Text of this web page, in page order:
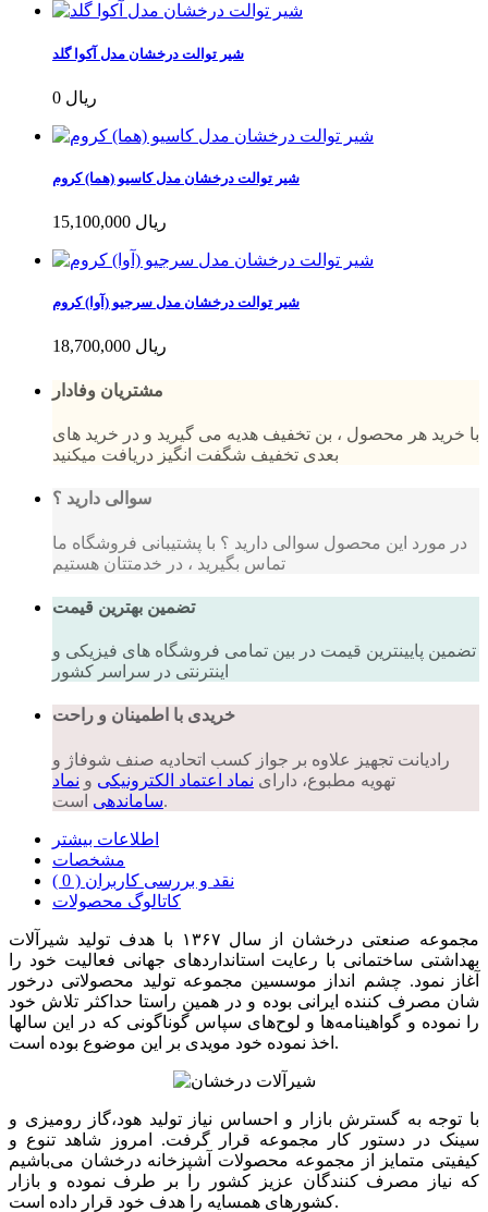
شیر توالت درخشان مدل آکوا گلد
0 ریال
شیر توالت درخشان مدل کاسیو (هما) کروم
15,100,000 ریال
شیر توالت درخشان مدل سرجیو (آوا) کروم
18,700,000 ریال
مشتریان وفادار
با خرید هر محصول ، بن تخفیف هدیه می گیرید و در خرید های
بعدی تخفیف شگفت انگیز دریافت میکنید
سوالی دارید ؟
در مورد این محصول سوالی دارید ؟ با پشتیبانی فروشگاه ما
تماس بگیرید ، در خدمتتان هستیم
تضمین بهترین قیمت
تضمین پایینترین قیمت در بین تمامی فروشگاه های فیزیکی و
اینترنتی در سراسر کشور
خریدی با اطمینان و راحت
رادیانت تجهیز علاوه بر جواز کسب اتحادیه صنف شوفاژ و
تهویه مطبوع، دارای نماد اعتماد الکترونیکی و نماد
ساماندهیاست.
اطلاعات بیشتر
مشخصات
نقد و بررسی کاربران ( 0 )
کاتالوگ محصولات
مجموعه صنعتی درخشان از سال ۱۳۶۷ با هدف تولید شیرآلات
بهداشتی ساختمانی با رعایت استانداردهای جهانی فعالیت خود را
آغاز نمود. چشم انداز موسسین مجموعه تولید محصولاتی درخور
شان مصرف کننده ایرانی بوده و در همین راستا حداکثر تلاش خود
را نموده و گواهینامه‌ها و لوح‌های سپاس گوناگونی که در این سالها
اخذ نموده خود مویدی بر این موضوع بوده است.
با توجه به گسترش بازار و احساس نیاز تولید هود،گاز رومیزی و
سینک در دستور کار مجموعه قرار گرفت. امروز شاهد تنوع و
کیفیتی متمایز از مجموعه محصولات آشپزخانه درخشان می‌باشیم
که نیاز مصرف کنندگان عزیز کشور را بر طرف نموده و بازار
کشورهای همسایه را هدف خود قرار داده است.